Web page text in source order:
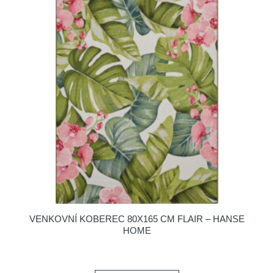
VENKOVNÍ KOBEREC 80X165 CM FLAIR – HANSE
HOME